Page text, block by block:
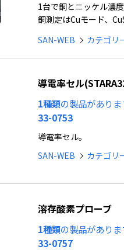
1台で銅とニッケル濃
銅測定はCuモード、
SAN-WEB
カテゴリ
導電率セル
1種類の製品がありま
33-0753
導電率セル。
SAN-WEB
カテゴリ
溶存酸素プローブ
1種類の製品がありま
33-0757